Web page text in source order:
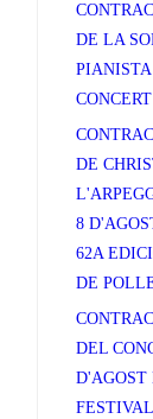
DE LA
DE
8
62A
DE
DEL
D'AGOST